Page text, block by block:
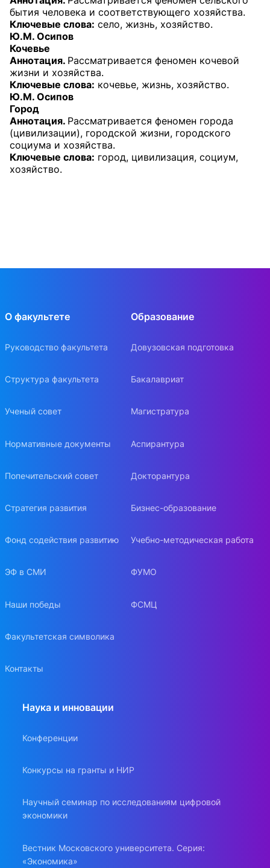
бытия человека и соответствующего хозяйства.
Ключевые слова: село, жизнь, хозяйство.
Ю.М. Осипов
Кочевье
Аннотация. Рассматривается феномен кочевой
жизни и хозяйства.
Ключевые слова: кочевье, жизнь, хозяйство.
Ю.М. Осипов
Город
Аннотация. Рассматривается феномен города
(цивилизации), городской жизни, городского
социума и хозяйства.
Ключевые слова: город, цивилизация, социум,
хозяйство.
О факультете
Руководство факультета
Структура факультета
Ученый совет
Нормативные документы
Попечительский совет
Стратегия развития
Фонд содействия развитию
ЭФ в СМИ
Наши победы
Факультетская символика
Контакты
Образование
Довузовская подготовка
Бакалавриат
Магистратура
Аспирантура
Докторантура
Бизнес-образование
Учебно-методическая работа
ФУМО
ФСМЦ
Наука и инновации
Конференции
Конкурсы на гранты и НИР
Научный семинар по исследованиям цифровой
экономики
Вестник Московского университета. Серия:
«Экономика»